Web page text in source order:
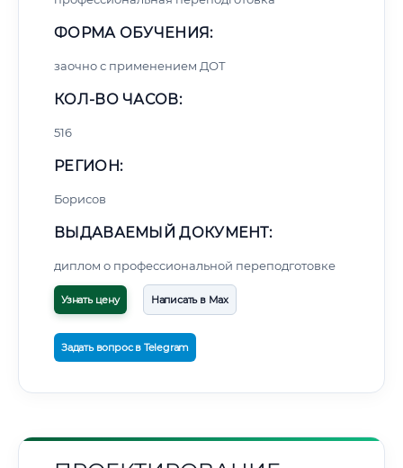
ФОРМА ОБУЧЕНИЯ:
заочно с применением ДОТ
КОЛ-ВО ЧАСОВ:
516
РЕГИОН:
Борисов
ВЫДАВАЕМЫЙ ДОКУМЕНТ:
диплом о профессиональной переподготовке
Узнать цену Написать в Max
Задать вопрос в Telegram